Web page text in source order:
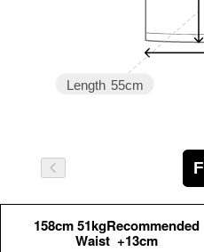
Length 55cm
F
158cm 51kgRecommended
Waist +13cm